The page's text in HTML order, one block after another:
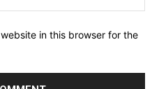
in this browser for the